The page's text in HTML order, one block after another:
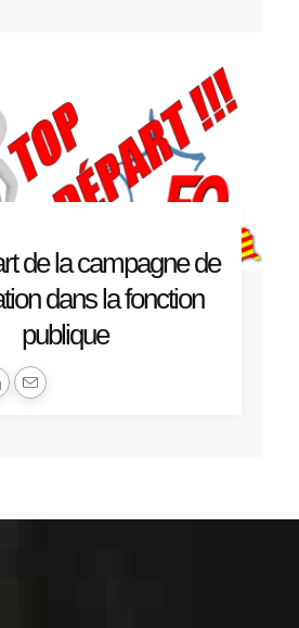
de la campagne de
dans la fonction
publique